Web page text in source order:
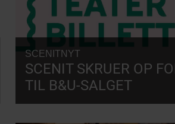
SCENITNYT
SCENIT SKRUER OP
TIL B&U-SALGET